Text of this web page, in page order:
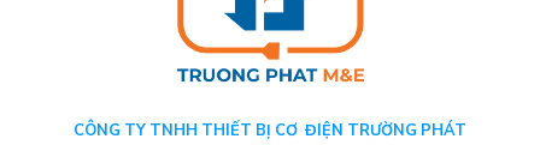
CÔNG TY TNHH THIẾT BỊ CƠ ĐIỆN TRƯỜNG PHÁT